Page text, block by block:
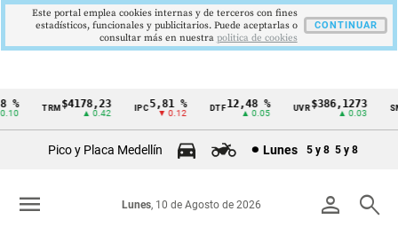
Cintillo
Colombia
TRM$4178,23
▲ 0.42
5,81 %
▼ 0.12
DTF12,48 %
▲ 0.05
UVR$386,1273
▲ 0.03
Pico y Placa Medellín Lunes 5 y 8 5 y 8
person search
Lunes, 10 de Agosto de 2026
menu
Este portal emplea cookies internas y de terceros con fines
estadísticos, funcionales y publicitarios. Puede aceptarlas o
consultar más en nuestra politica de cookies
CONTINUAR